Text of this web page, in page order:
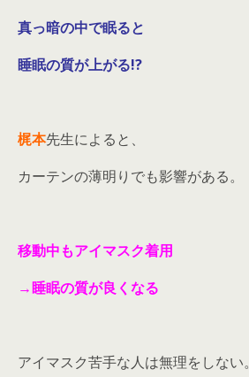
真っ暗の中で眠ると
睡眠の質が上がる!?
梶本先生によると、
カーテンの薄明りでも影響がある。
移動中もアイマスク着用
→睡眠の質が良くなる
アイマスク苦手な人は無理をしない。